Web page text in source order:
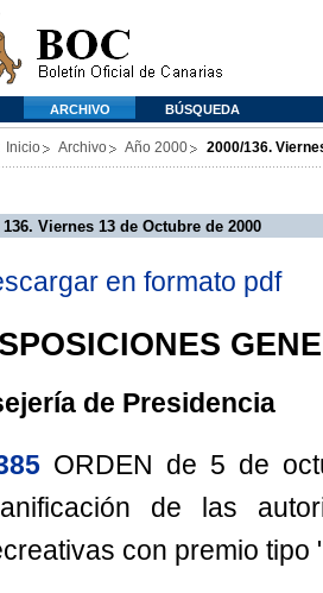
ARCHIVO BÚSQUEDA
Inicio Archivo Año 2000 2000/136.
136. Viernes 13 de Octubre de 2000
en formato pdf
de Presidencia
ORDEN de 5 de
de las
con premio tipo